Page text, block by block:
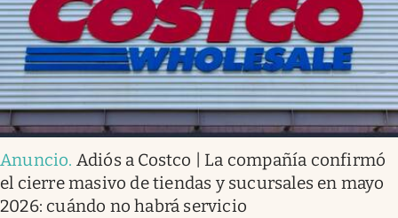
Anuncio. Adiós a Costco | La compañía confirmó
el cierre masivo de tiendas y sucursales en mayo
2026: cuándo no habrá servicio